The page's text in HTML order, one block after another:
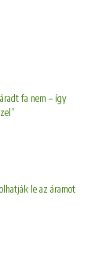
fa nem – így
le az áramot